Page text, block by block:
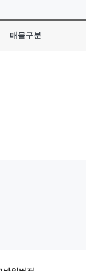
매물구분